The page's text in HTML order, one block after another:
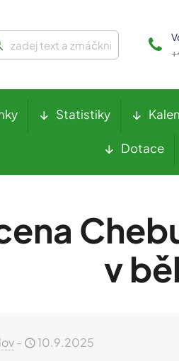
Statistiky
Dotace
v
- 10.9.2025